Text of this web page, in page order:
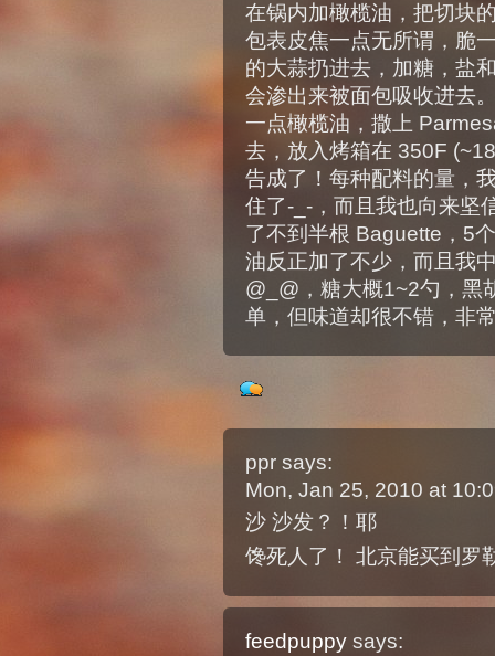
在锅内加橄榄油，把切块
包表皮焦一点无所谓，脆
的大蒜扔进去，加糖，盐
会渗出来被面包吸收进去
一点橄榄油，撒上
去，放入烤箱在 350F
告成了！每种配料的量，
住了-_-，而且我也向来坚
了不到半根 Baguette，5
油反正加了不少，而且我
@_@，糖大概1~2勺，黑
单，但味道却很不错，非
ppr says:
Mon, Jan 25, 2010 at
沙 沙发？！耶
馋死人了！ 北京能买到罗
feedpuppy says: